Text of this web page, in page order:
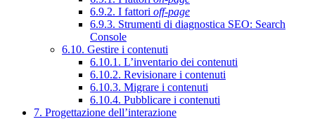
6.9.2. I fattori off-page
6.9.3. Strumenti di diagnostica SEO: Search
Console
6.10. Gestire i contenuti
6.10.1. L’inventario dei contenuti
6.10.2. Revisionare i contenuti
6.10.3. Migrare i contenuti
6.10.4. Pubblicare i contenuti
7. Progettazione dell’interazione